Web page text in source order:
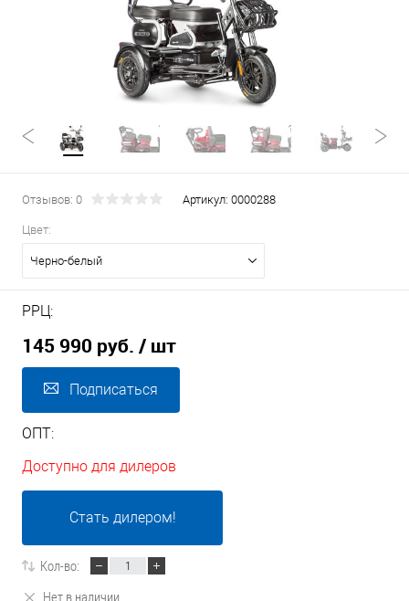
Отзывов: 0 Артикул: 0000288
Цвет:
Черно-белый
РРЦ:
145 990 руб. / шт
Подписаться
ОПТ:
Доступно для дилеров
Стать дилером!
Кол-во:
Нет в наличии